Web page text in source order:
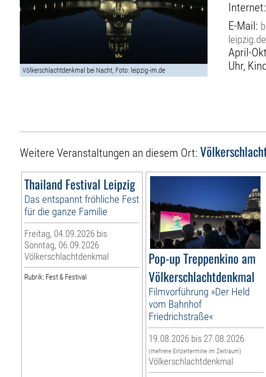
Völkerschlachtdenkmal bei Nacht, Foto: leipzig-im.de
E-Mail:
leipzig.de
April-
Uhr,
Weitere Veranstaltungen an diesem Ort:
Thailand Festival Leipzig
Das entspannt fröhliche Fest
für die ganze Familie
Freitag, 04.09.2026 bis
Sonntag, 06.09.2026
Völkerschlachtdenkmal
Rubrik: Fest & Festival
Pop-up Treppenkino am
Völkerschlachtdenkmal
Filmvorführung »Der Held
vom Bahnhof
Friedrichstraße«
19.08.2026 bis 27.08.2026
(mehrere Einzeltermine im Zeitraum)
Völkerschlachtdenkmal